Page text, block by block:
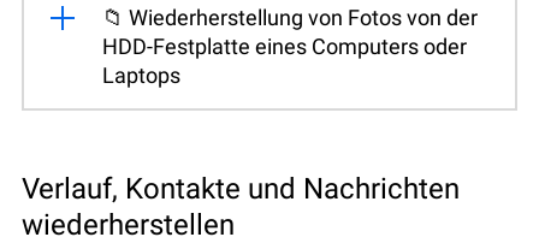
📁 Wiederherstellung von Fotos von der
HDD-Festplatte eines Computers oder
Laptops
Verlauf, Kontakte und Nachrichten
wiederherstellen